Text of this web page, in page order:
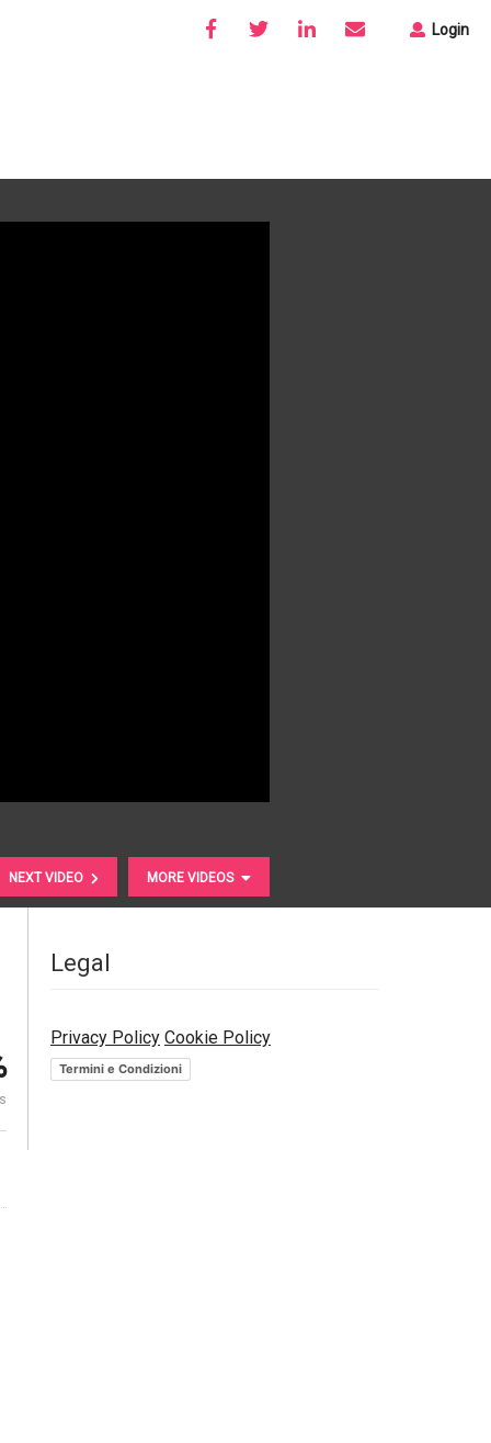
Login
NEXT VIDEO MORE VIDEOS
Rischio politico e mercati. La
view macro di Schroders
Legal
Privacy Policy Cookie Policy
Termini e Condizioni